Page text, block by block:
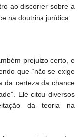
ao discorrer sobre a
na doutrina jurídica.
prejuízo certo, e
que “não se exige
da certeza da chance
Ele citou diversos
da teoria na